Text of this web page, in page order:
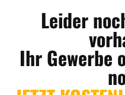
Leider
Ihr Gewerbe